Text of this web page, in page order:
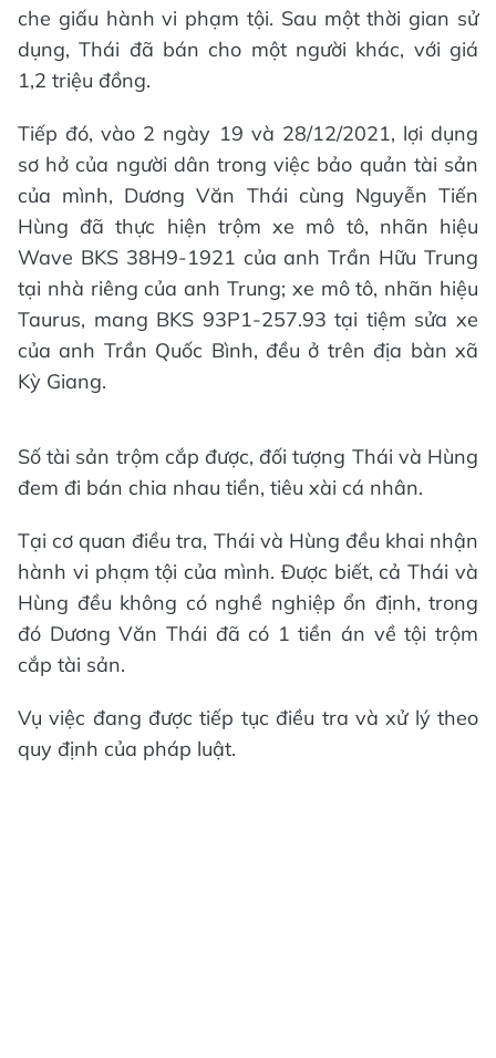
che giấu hành vi phạm tội. Sau một thời gian sử
dụng, Thái đã bán cho một người khác, với giá
1,2 triệu đồng.
Tiếp đó, vào 2 ngày 19 và 28/12/2021, lợi dụng
sơ hở của người dân trong việc bảo quản tài sản
của mình, Dương Văn Thái cùng Nguyễn Tiến
Hùng đã thực hiện trộm xe mô tô, nhãn hiệu
Wave BKS 38H9-1921 của anh Trần Hữu Trung
tại nhà riêng của anh Trung; xe mô tô, nhãn hiệu
Taurus, mang BKS 93P1-257.93 tại tiệm sửa xe
của anh Trần Quốc Bình, đều ở trên địa bàn xã
Kỳ Giang.
Số tài sản trộm cắp được, đối tượng Thái và Hùng
đem đi bán chia nhau tiền, tiêu xài cá nhân.
Tại cơ quan điều tra, Thái và Hùng đều khai nhận
hành vi phạm tội của mình. Được biết, cả Thái và
Hùng đều không có nghề nghiệp ổn định, trong
đó Dương Văn Thái đã có 1 tiền án về tội trộm
cắp tài sản.
Vụ việc đang được tiếp tục điều tra và xử lý theo
quy định của pháp luật.